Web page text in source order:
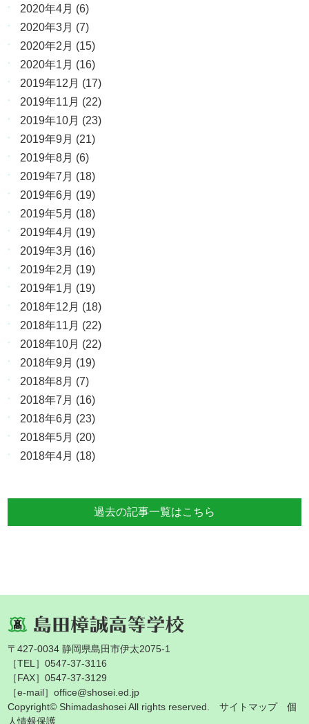
2020年4月 (6)
2020年3月 (7)
2020年2月 (15)
2020年1月 (16)
2019年12月 (17)
2019年11月 (22)
2019年10月 (23)
2019年9月 (21)
2019年8月 (6)
2019年7月 (18)
2019年6月 (19)
2019年5月 (18)
2019年4月 (19)
2019年3月 (16)
2019年2月 (19)
2019年1月 (19)
2018年12月 (18)
2018年11月 (22)
2018年10月 (22)
2018年9月 (19)
2018年8月 (7)
2018年7月 (16)
2018年6月 (23)
2018年5月 (20)
2018年4月 (18)
過去の記事一覧はこちら
〒427-0034 静岡県島田市伊太2075-1
［TEL］0547-37-3116
［FAX］0547-37-3129
［e-mail］office@shosei.ed.jp
Copyright© Shimadashosei All rights reserved.サイトマップ
個
人情報保護